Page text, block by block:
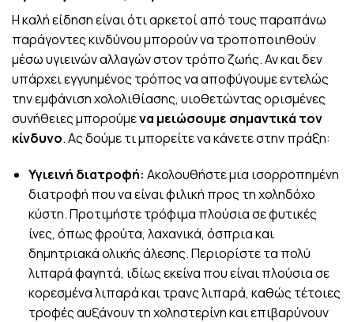
Η καλή είδηση είναι ότι αρκετοί από τους παραπάνω
παράγοντες κινδύνου μπορούν να τροποποιηθούν
μέσω υγιεινών αλλαγών στον τρόπο ζωής. Αν και δεν
υπάρχει εγγυημένος τρόπος να αποφύγουμε εντελώς
την εμφάνιση χολολιθίασης, υιοθετώντας ορισμένες
συνήθειες μπορούμενα μειώσουμε σημαντικά τον
κίνδυνο. Ας δούμε τι μπορείτε να κάνετε στην πράξη:
Υγιεινή διατροφή: Ακολουθήστε μια ισορροπημένη
διατροφή που να είναι φιλική προς τη χοληδόχο
κύστη. Προτιμήστε τρόφιμα πλούσια σε φυτικές
ίνες, όπως φρούτα, λαχανικά, όσπρια και
δημητριακά ολικής άλεσης. Περιορίστε τα πολύ
λιπαρά φαγητά, ιδίως εκείνα που είναι πλούσια σε
κορεσμένα λιπαρά και τρανς λιπαρά, καθώς τέτοιες
τροφές αυξάνουν τη χοληστερίνη και επιβαρύνουν